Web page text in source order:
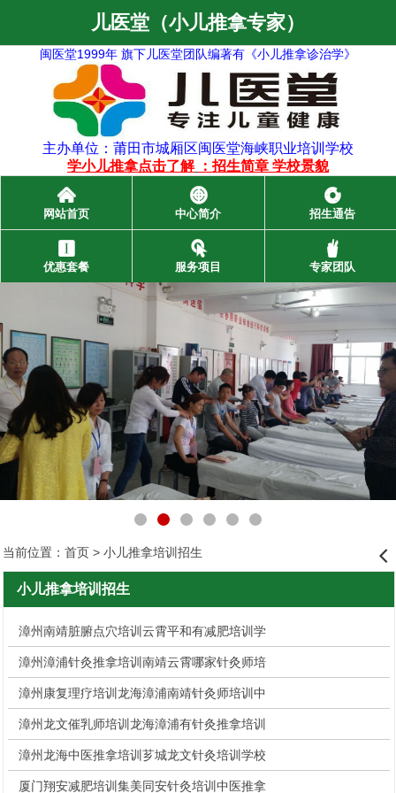
儿医堂（小儿推拿专家）
闽医堂1999年 旗下儿医堂团队编著有《小儿推拿诊治学》
主办单位：莆田市城厢区闽医堂海峡职业培训学校
学小儿推拿点击了解
： 招生简章 学校景貌
󰄫
网站首页
󰃓
中心简介
󰁍
招生通告
󰃞
优惠套餐
󰃜
服务项目
󰂺
专家团队
当前位置： 首页> 小儿推拿培训招生 󰊒
小儿推拿培训招生
漳州南靖脏腑点穴培训云霄平和有减肥培训学
漳州漳浦针灸推拿培训南靖云霄哪家针灸师培
漳州康复理疗培训龙海漳浦南靖针灸师培训中
漳州龙文催乳师培训龙海漳浦有针灸推拿培训
漳州龙海中医推拿培训芗城龙文针灸培训学校
厦门翔安减肥培训集美同安针灸培训中医推拿